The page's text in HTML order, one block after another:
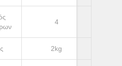
4
2kg